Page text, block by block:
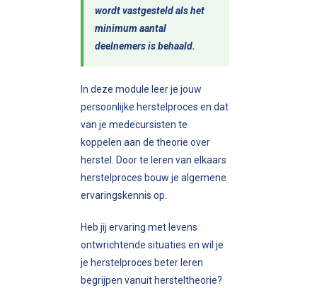
wordt vastgesteld als het
minimum aantal
deelnemers is behaald.
In deze module leer je jouw
persoonlijke herstelproces en dat
van je medecursisten te
koppelen aan de theorie over
herstel. Door te leren van elkaars
herstelproces bouw je algemene
ervaringskennis op.
Heb jij ervaring met levens
ontwrichtende situaties en wil je
je herstelproces beter leren
begrijpen vanuit hersteltheorie?